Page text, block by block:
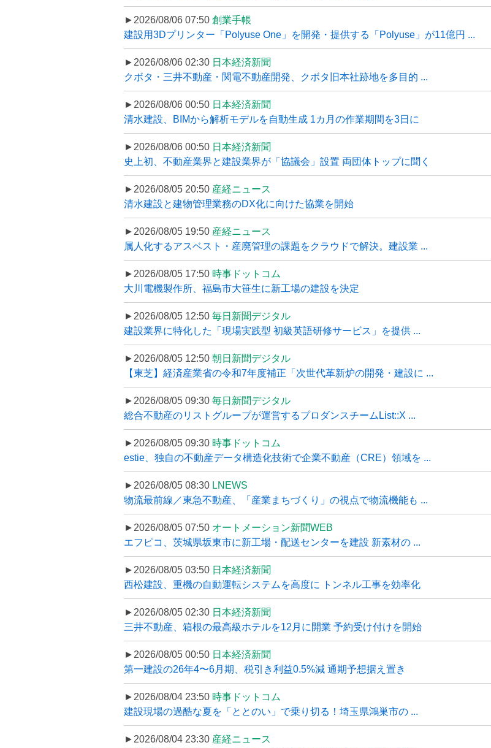
►2026/08/06 07:50 創業手帳
建設用3Dプリンター「Polyuse One」を開発・提供する「Polyuse」が11億円 ...
►2026/08/06 02:30 日本経済新聞
クボタ・三井不動産・関電不動産開発、クボタ旧本社跡地を多目的 ...
►2026/08/06 00:50 日本経済新聞
清水建設、BIMから解析モデルを自動生成 1カ月の作業期間を3日に
►2026/08/06 00:50 日本経済新聞
史上初、不動産業界と建設業界が「協議会」設置 両団体トップに聞く
►2026/08/05 20:50 産経ニュース
清水建設と建物管理業務のDX化に向けた協業を開始
►2026/08/05 19:50 産経ニュース
属人化するアスベスト・産廃管理の課題をクラウドで解決。建設業 ...
►2026/08/05 17:50 時事ドットコム
大川電機製作所、福島市大笹生に新工場の建設を決定
►2026/08/05 12:50 毎日新聞デジタル
建設業界に特化した「現場実践型 初級英語研修サービス」を提供 ...
►2026/08/05 12:50 朝日新聞デジタル
【東芝】経済産業省の令和7年度補正「次世代革新炉の開発・建設に ...
►2026/08/05 09:30 毎日新聞デジタル
総合不動産のリストグループが運営するプロダンスチームList::X ...
►2026/08/05 09:30 時事ドットコム
estie、独自の不動産データ構造化技術で企業不動産（CRE）領域を ...
►2026/08/05 08:30 LNEWS
物流最前線／東急不動産、「産業まちづくり」の視点で物流機能も ...
►2026/08/05 07:50 オートメーション新聞WEB
エフピコ、茨城県坂東市に新工場・配送センターを建設 新素材の ...
►2026/08/05 03:50 日本経済新聞
西松建設、重機の自動運転システムを高度に トンネル工事を効率化
►2026/08/05 02:30 日本経済新聞
三井不動産、箱根の最高級ホテルを12月に開業 予約受け付けを開始
►2026/08/05 00:50 日本経済新聞
第一建設の26年4〜6月期、税引き利益0.5%減 通期予想据え置き
►2026/08/04 23:50 時事ドットコム
建設現場の過酷な夏を「ととのい」で乗り切る！埼玉県鴻巣市の ...
►2026/08/04 23:30 産経ニュース